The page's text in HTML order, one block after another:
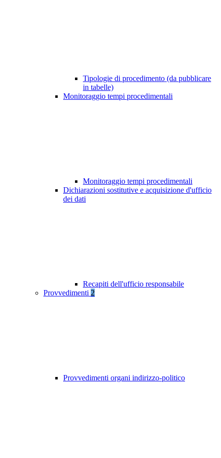
Tipologie di procedimento (da pubblicare
in tabelle)
Monitoraggio tempi procedimentali
Monitoraggio tempi procedimentali
Dichiarazioni sostitutive e acquisizione d'ufficio
dei dati
Recapiti dell'ufficio responsabile
Provvedimenti 2
Provvedimenti organi indirizzo-politico